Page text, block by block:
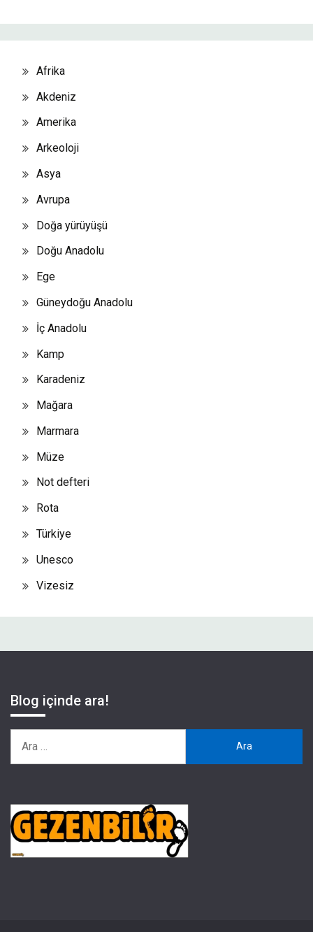
Afrika
Akdeniz
Amerika
Arkeoloji
Asya
Avrupa
Doğa yürüyüşü
Doğu Anadolu
Ege
Güneydoğu Anadolu
İç Anadolu
Kamp
Karadeniz
Mağara
Marmara
Müze
Not defteri
Rota
Türkiye
Unesco
Vizesiz
Blog içinde ara!